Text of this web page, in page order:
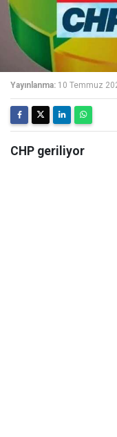
Yayınlanma: 10 Temmuz
CHP geriliyor